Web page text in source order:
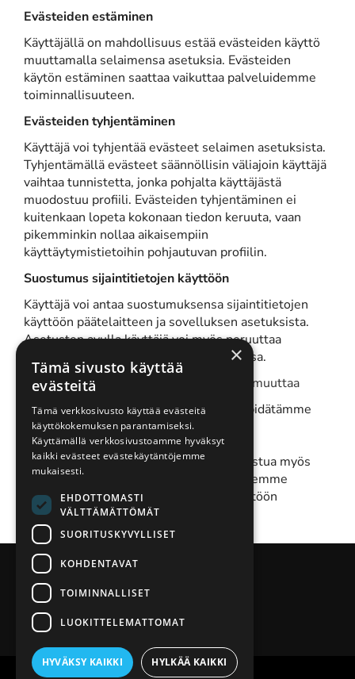
Evästeiden estäminen
Käyttäjällä on mahdollisuus estää evästeiden käyttö
muuttamalla selaimensa asetuksia. Evästeiden
käytön estäminen saattaa vaikuttaa palveluidemme
toiminnallisuuteen.
Evästeiden tyhjentäminen
Käyttäjä voi tyhjentää evästeet selaimen asetuksista.
Tyhjentämällä evästeet säännöllisin väliajoin käyttäjä
vaihtaa tunnistetta, jonka pohjalta käyttäjästä
muodostuu profiili. Evästeiden tyhjentäminen ei
kuitenkaan lopeta kokonaan tiedon keruuta, vaan
pikemminkin nollaa aikaisempiin
käyttäytymistietoihin pohjautuvan profiilin.
Suostumus sijaintitietojen käyttöön
Käyttäjä voi antaa suostumuksensa sijaintitietojen
käyttöön päätelaitteen ja sovelluksen asetuksista.
Asetusten avulla käyttäjä voi myös peruuttaa
antamansa suostumuksen milloin tahansa.
14. Voidaanko tätä tietosuojaselostetta muuttaa
Kehitämme palvelujamme jatkuvasti ja pidätämme
itsellämme oikeuden muuttaa tätä
tietosuojalauseketta ilmoittamalla siitä
palveluissamme. Muutokset voivat perustua myös
lainsäädännön muuttumiseen. Suosittelemme
tutustumaan tietosuojalausekkeen sisältöön
säännöllisesti.
×
Tämä sivusto käyttää
evästeitä
Tämä verkkosivusto käyttää evästeitä
käyttökokemuksen parantamiseksi.
Käyttämällä verkkosivustoamme hyväksyt
kaikki evästeet evästekäytäntöjemme
mukaisesti.
EHDOTTOMASTI
VÄLTTÄMÄTTÖMÄT
SUORITUSKYVYLLISET
KOHDENTAVAT
TOIMINNALLISET
LUOKITTELEMATTOMAT
HYVÄKSY KAIKKI HYLKÄÄ KAIKKI